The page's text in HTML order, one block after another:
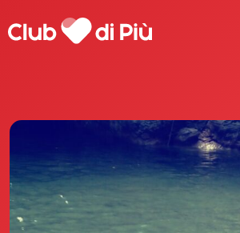
Scopri Club di Più
Le testimonianze Club di